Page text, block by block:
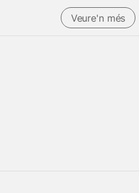
Veure'n més